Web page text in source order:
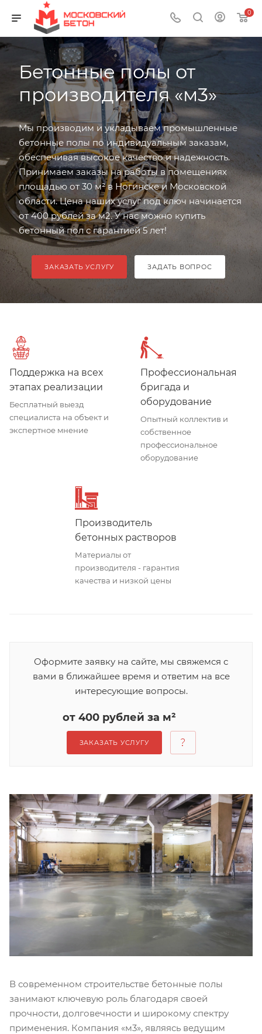
0
Бетонные полы от
производителя «м3»
Мы производим и укладываем промышленные
бетонные полы по индивидуальным заказам,
обеспечивая высокое качество и надежность.
Принимаем заказы на работы в помещениях
площадью от 30 м² в Ногинске и Московской
области. Цена наших услуг под ключ начинается
от 400 рублей за м2. У нас можно купить
бетонный пол с гарантией 5 лет!
ЗАКАЗАТЬ УСЛУГУ ЗАДАТЬ ВОПРОС
Поддержка на всех
этапах реализации
Бесплатный выезд
специалиста на объект и
экспертное мнение
Профессиональная
бригада и
оборудование
Опытный коллектив и
собственное
профессиональное
оборудование
Производитель
бетонных растворов
Материалы от
производителя - гарантия
качества и низкой цены
Оформите заявку на сайте, мы свяжемся с
вами в ближайшее время и ответим на все
интересующие вопросы.
от 400 рублей за м²
ЗАКАЗАТЬ УСЛУГУ
В современном строительстве бетонные полы
занимают ключевую роль благодаря своей
прочности, долговечности и широкому спектру
применения. Компания «м3», являясь ведущим